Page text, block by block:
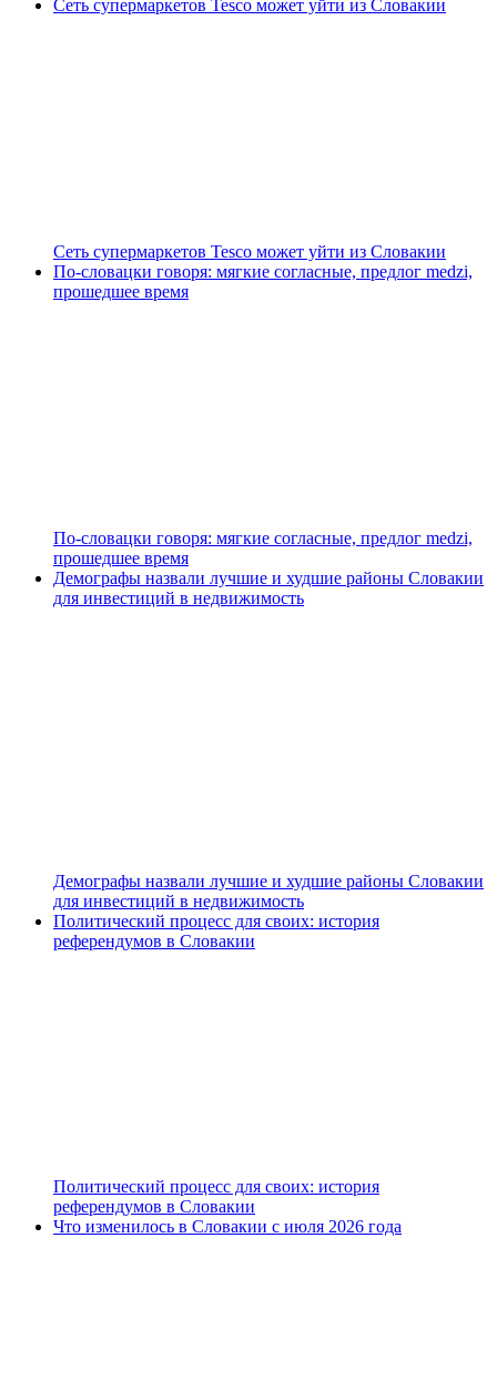
Сеть супермаркетов Tesco может уйти из Словакии
Сеть супермаркетов Tesco может уйти из Словакии
По-словацки говоря: мягкие согласные, предлог medzi,
прошедшее время
По-словацки говоря: мягкие согласные, предлог medzi,
прошедшее время
Демографы назвали лучшие и худшие районы Словакии
для инвестиций в недвижимость
Демографы назвали лучшие и худшие районы Словакии
для инвестиций в недвижимость
Политический процесс для своих: история
референдумов в Словакии
Политический процесс для своих: история
референдумов в Словакии
Что изменилось в Словакии с июля 2026 года